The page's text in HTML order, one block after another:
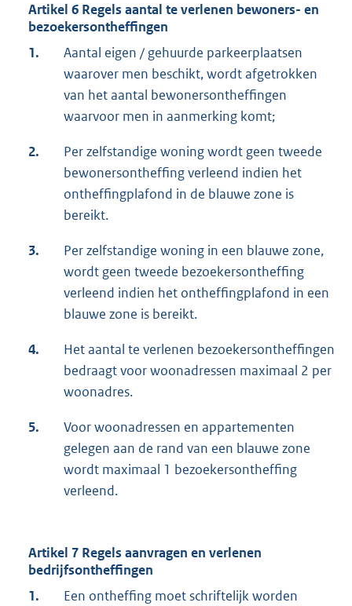
Artikel 6 Regels aantal te verlenen bewoners- en
bezoekersontheffingen
1.
Aantal eigen / gehuurde parkeerplaatsen
waarover men beschikt, wordt afgetrokken
van het aantal bewonersontheffingen
waarvoor men in aanmerking komt;
2.
Per zelfstandige woning wordt geen tweede
bewonersontheffing verleend indien het
ontheffingplafond in de blauwe zone is
bereikt.
3.
Per zelfstandige woning in een blauwe zone,
wordt geen tweede bezoekersontheffing
verleend indien het ontheffingplafond in een
blauwe zone is bereikt.
4.
Het aantal te verlenen bezoekersontheffingen
bedraagt voor woonadressen maximaal 2 per
woonadres.
5.
Voor woonadressen en appartementen
gelegen aan de rand van een blauwe zone
wordt maximaal 1 bezoekersontheffing
verleend.
Artikel 7 Regels aanvragen en verlenen
bedrijfsontheffingen
1.
Een ontheffing moet schriftelijk worden